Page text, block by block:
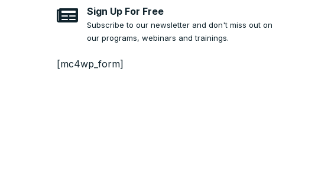
Sign Up For Free
Subscribe to our newsletter and don't miss out on
our programs, webinars and trainings.
[mc4wp_form]